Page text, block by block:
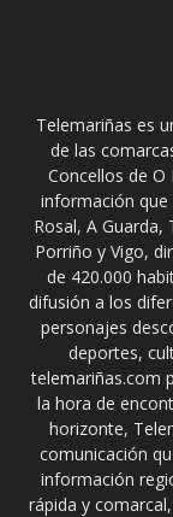
Telemariñas es
de las
Concellos de O
información que
Rosal, A
Porriño y Vigo,
de 420.000
difusión a los
personajes
deportes,
telemariñas.com
la hora de
horizonte,
comunicación
información
rápida y